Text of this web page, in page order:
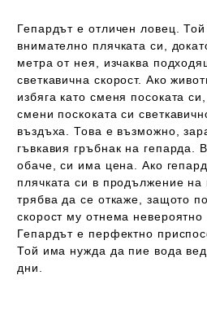
Гепардът е отличен ловец.
внимателно плячката си,
метра от нея, изчаква
светкавична скорост. Ако
избяга като сменя посоката
смени поскоката си
въздъха. Това е възможно,
гъвкавия гръбнак на гепарда.
обаче, си има цена. Ако
плячката си в продължение на
трябва да се откаже, защото
скорост му отнема невероятно
Гепардът е перфектно
Той има нужда да пие вода
дни.